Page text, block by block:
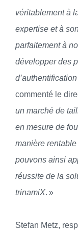
véritablement à
expertise et à
parfaitement à
développer des
commenté le
un marché de
en mesure de
manière
pouvons ainsi
réussite de la
trinamiX. »
Stefan Metz,